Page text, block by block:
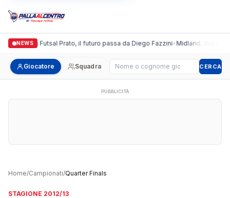
NEWS
Italgronda Futsal Prato, il futuro passa da Diego Fazzini•Midland, doppio
Giocatore Squadra Cerca giocatore CERCA
PUBBLICITÀ
Home/Campionati/Quarter Finals
STAGIONE 2012/13